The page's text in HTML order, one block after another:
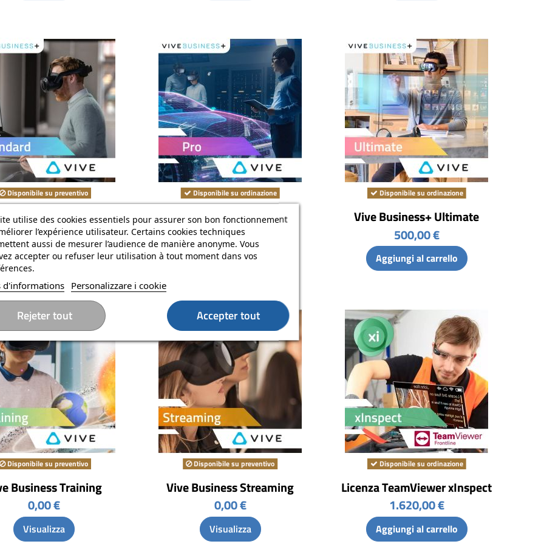
utilise des cookies essentiels pour assurer son bon fonctionnement
l’expérience utilisateur. Certains cookies techniques
aussi de mesurer l’audience de manière anonyme. Vous
accepter ou refuser leur utilisation à tout moment dans vos
d'informations Personalizzare i cookie
Rejeter tout Accepter tout
Disponibile su preventivo
Business+ Standard
0,00 €
Visualizza
Disponibile su ordinazione
Vive Business+ Pro
260,00 €
Aggiungi al carrello
Disponibile su ordinazione
Vive Business+ Ultimate
500,00 €
Aggiungi al carrello
Disponibile su preventivo
Business Training
0,00 €
Visualizza
Disponibile su preventivo
Vive Business Streaming
0,00 €
Visualizza
Disponibile su ordinazione
Licenza TeamViewer xInspect
1.620,00 €
Aggiungi al carrello